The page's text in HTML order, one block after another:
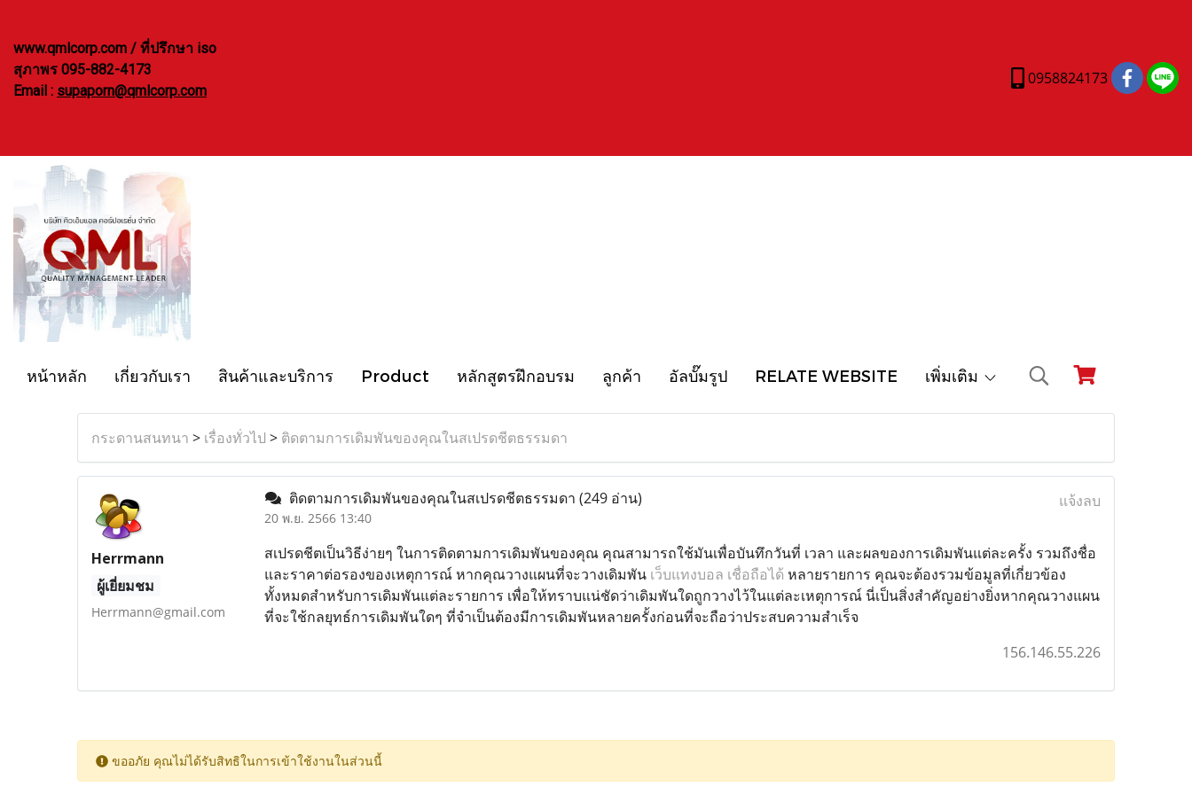
www.qmlcorp.com / ที่ปรึกษา iso
สุภาพร 095-882-4173
Email : supaporn@qmlcorp.com
0958824173
หน้าหลัก เกี่ยวกับเรา สินค้าและบริการ Product หลักสูตรฝึกอบรม ลูกค้า อัลบั๊มรูป RELATE WEBSITE เพิ่มเติม
กระดานสนทนา > เรื่องทั่วไป > ติดตามการเดิมพันของคุณในสเปรดชีตธรรมดา
Herrmann
ผู้เยี่ยมชม
Herrmann@gmail.com
ติดตามการเดิมพันของคุณในสเปรดชีตธรรมดา (249 อ่าน)
20 พ.ย. 2566 13:40
แจ้งลบ
สเปรดชีตเป็นวิธีง่ายๆ ในการติดตามการเดิมพันของคุณ คุณสามารถใช้มันเพื่อบันทึกวันที่ เวลา และผลของการเดิมพันแต่ละครั้ง รวมถึงชื่อ
และราคาต่อรองของเหตุการณ์ หากคุณวางแผนที่จะวางเดิมพัน เว็บแทงบอล เชื่อถือได้ หลายรายการ คุณจะต้องรวมข้อมูลที่เกี่ยวข้อง
ทั้งหมดสำหรับการเดิมพันแต่ละรายการ เพื่อให้ทราบแน่ชัดว่าเดิมพันใดถูกวางไว้ในแต่ละเหตุการณ์ นี่เป็นสิ่งสำคัญอย่างยิ่งหากคุณวางแผน
ที่จะใช้กลยุทธ์การเดิมพันใดๆ ที่จำเป็นต้องมีการเดิมพันหลายครั้งก่อนที่จะถือว่าประสบความสำเร็จ
156.146.55.226
ขออภัย คุณไม่ได้รับสิทธิในการเข้าใช้งานในส่วนนี้